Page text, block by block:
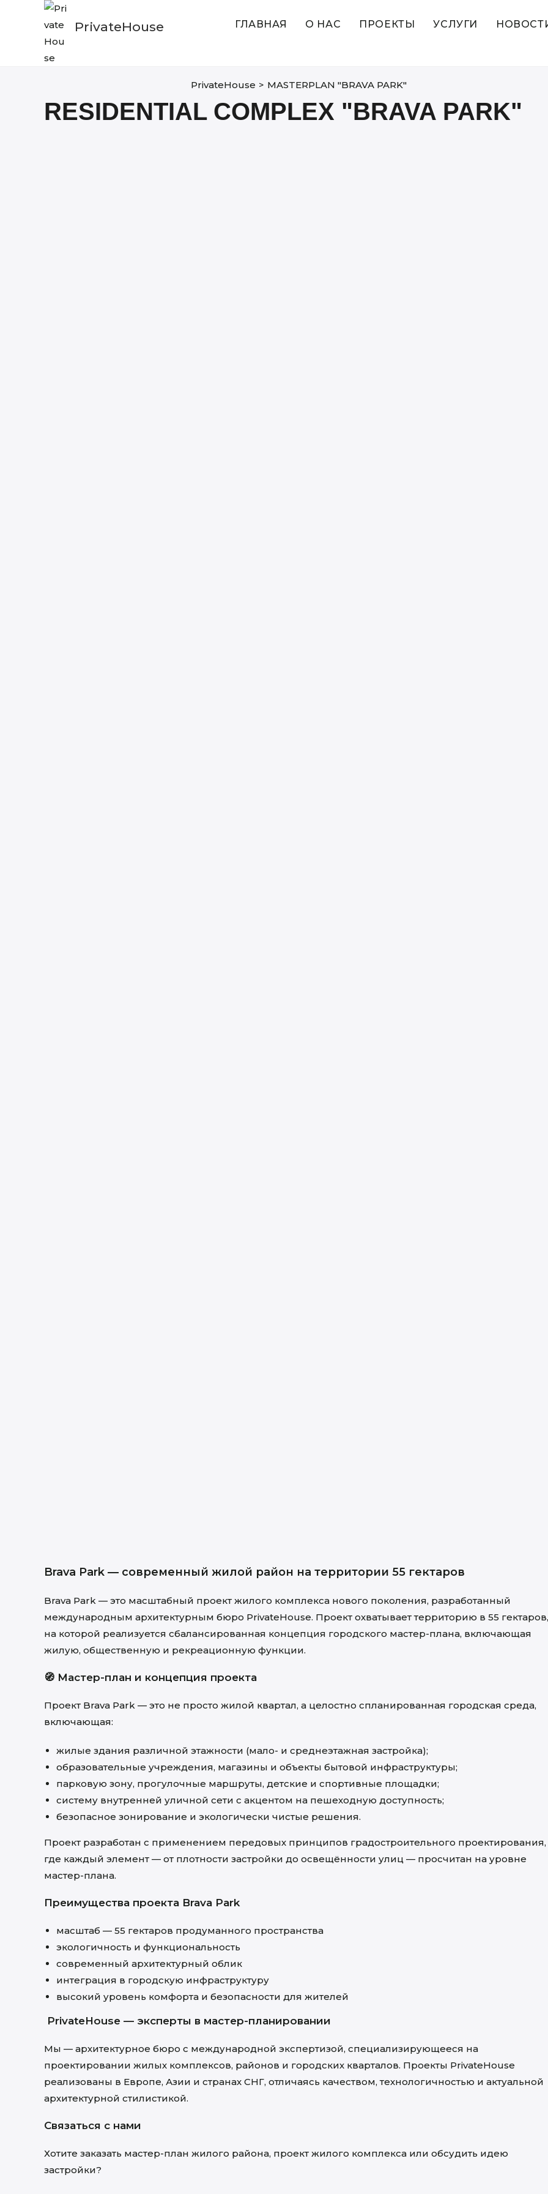
PrivateHouse ГЛАВНАЯ О НАС ПРОЕКТЫ УСЛУГИ
PrivateHouse > MASTERPLAN "BRAVA PARK"
RESIDENTIAL COMPLEX "BRAVA PARK"
Brava Park — современный жилой район на территории 55 гектаров
Brava Park — это масштабный проект жилого комплекса нового поколения, разработанный
международным архитектурным бюро PrivateHouse. Проект охватывает территорию в 55 гектаров,
на которой реализуется сбалансированная концепция городского мастер-плана, включающая
жилую, общественную и рекреационную функции.
🧭 Мастер-план и концепция проекта
Проект Brava Park — это не просто жилой квартал, а целостно спланированная городская среда,
включающая:
жилые здания различной этажности (мало- и среднеэтажная застройка);
образовательные учреждения, магазины и объекты бытовой инфраструктуры;
парковую зону, прогулочные маршруты, детские и спортивные площадки;
систему внутренней уличной сети с акцентом на пешеходную доступность;
безопасное зонирование и экологически чистые решения.
Проект разработан с применением передовых принципов градостроительного проектирования,
где каждый элемент — от плотности застройки до освещённости улиц — просчитан на уровне
мастер-плана.
Преимущества проекта Brava Park
масштаб — 55 гектаров продуманного пространства
экологичность и функциональность
современный архитектурный облик
интеграция в городскую инфраструктуру
высокий уровень комфорта и безопасности для жителей
PrivateHouse — эксперты в мастер-планировании
Мы — архитектурное бюро с международной экспертизой, специализирующееся на
проектировании жилых комплексов, районов и городских кварталов. Проекты PrivateHouse
реализованы в Европе, Азии и странах СНГ, отличаясь качеством, технологичностью и актуальной
архитектурной стилистикой.
Связаться с нами
Хотите заказать мастер-план жилого района, проект жилого комплекса или обсудить идею
застройки?